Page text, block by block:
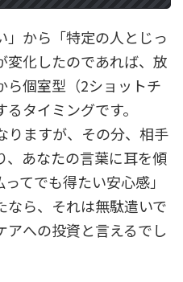
」から「特定の人とじっ
変化したのであれば、放
ら個室型（2ショットチ
タイミングです。
りますが、その分、相手
、あなたの言葉に耳を傾
てでも得たい安心感」
なら、それは無駄遣いで
アへの投資と言えるでし